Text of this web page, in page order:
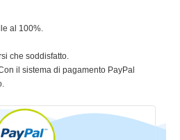
al 100%.
che soddisfatto.
il sistema di pagamento PayPal